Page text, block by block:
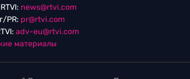
news@rtvi.com
PR: pr@rtvi.com
adv-eu@rtvi.com
материалы